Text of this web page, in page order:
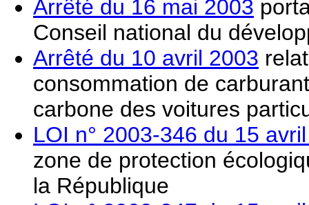
Arrêté du 16 mai 2003
Conseil national du
Arrêté du 10 avril 2003
consommation de
carbone des voitures
LOI n° 2003-346 du 15
zone de protection
la République